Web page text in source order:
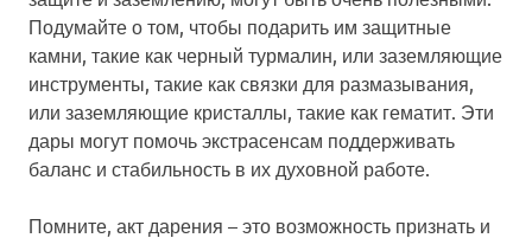
Подумайте о том, чтобы подарить им защитные
камни, такие как черный турмалин, или заземляющие
инструменты, такие как связки для размазывания,
или заземляющие кристаллы, такие как гематит. Эти
дары могут помочь экстрасенсам поддерживать
баланс и стабильность в их духовной работе.
Помните, акт дарения – это возможность признать и